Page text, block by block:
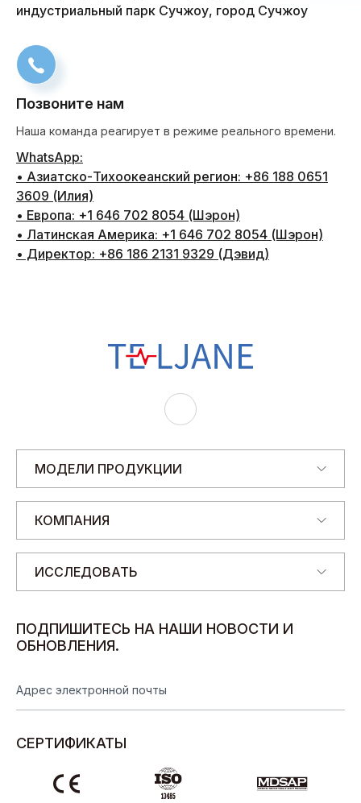
индустриальный парк Сучжоу, город Сучжоу
Позвоните нам
Наша команда реагирует в режиме реального времени.
WhatsApp:
• Азиатско-Тихоокеанский регион: +86 188 0651
3609 (Илия)
• Европа: +1 646 702 8054 (Шэрон)
• Латинская Америка: +1 646 702 8054 (Шэрон)
• Директор: +86 186 2131 9329 (Дэвид)
Н
Е
МОДЕЛИ ПРОДУКЦИИ
КОМПАНИЯ
ИССЛЕДОВАТЬ
ПОДПИШИТЕСЬ НА НАШИ НОВОСТИ И
ОБНОВЛЕНИЯ.
СЕРТИФИКАТЫ